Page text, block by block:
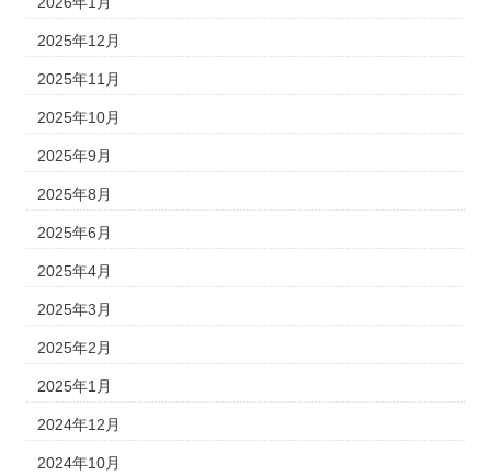
2025年12月
2025年11月
2025年10月
2025年9月
2025年8月
2025年6月
2025年4月
2025年3月
2025年2月
2025年1月
2024年12月
2024年10月